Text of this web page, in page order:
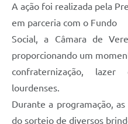
A ação foi realizada pela
em parceria com o Fundo
Social, a Câmara de
proporcionando um
confraternização,
lourdenses.
Durante a programação,
do sorteio de diversos